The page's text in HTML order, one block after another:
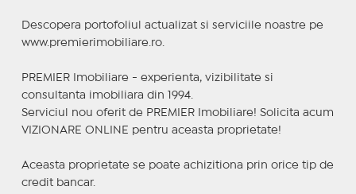
Descopera portofoliul actualizat si serviciile noastre pe
www.premierimobiliare.ro.
PREMIER Imobiliare - experienta, vizibilitate si
consultanta imobiliara din 1994.
Serviciul nou oferit de PREMIER Imobiliare! Solicita acum
VIZIONARE ONLINE pentru aceasta proprietate!
Aceasta proprietate se poate achizitiona prin orice tip de
credit bancar.